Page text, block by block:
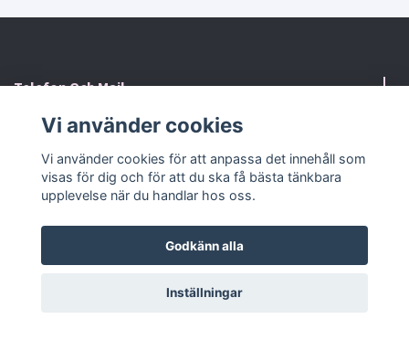
Telefon Och Mail
Kontaktformulär
Sociala medier
© 2026 RosaHuset ButikenPowered by Quickbutik
Vi använder cookies
Vi använder cookies för att anpassa det innehåll som
visas för dig och för att du ska få bästa tänkbara
upplevelse när du handlar hos oss.
Godkänn alla
Inställningar